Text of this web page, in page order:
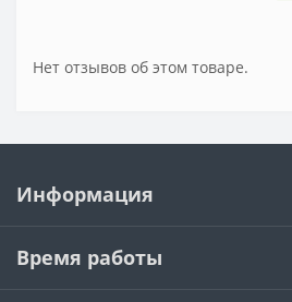
Нет отзывов об этом товаре.
Информация
Время работы